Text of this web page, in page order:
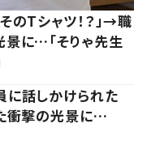
のTシャツ！？」→職
に…「そりゃ先生
話しかけられた
衝撃の光景に…